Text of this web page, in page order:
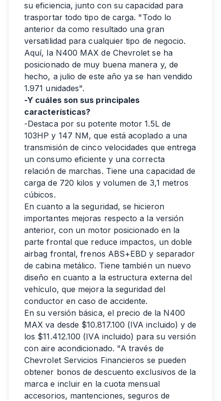
su eficiencia, junto con su capacidad para
trasportar todo tipo de carga. "Todo lo
anterior da como resultado una gran
versatilidad para cualquier tipo de negocio.
Aquí, la N400 MAX de Chevrolet se ha
posicionado de muy buena manera y, de
hecho, a julio de este año ya se han vendido
1.971 unidades".
-Y cuáles son sus principales
características?
-Destaca por su potente motor 1.5L de
103HP y 147 NM, que está acoplado a una
transmisión de cinco velocidades que entrega
un consumo eficiente y una correcta
relación de marchas. Tiene una capacidad de
carga de 720 kilos y volumen de 3,1 metros
cúbicos.
En cuanto a la seguridad, se hicieron
importantes mejoras respecto a la versión
anterior, con un motor posicionado en la
parte frontal que reduce impactos, un doble
airbag frontal, frenos ABS+EBD y separador
de cabina metálico. Tiene también un nuevo
diseño en cuanto a la estructura externa del
vehículo, que mejora la seguridad del
conductor en caso de accidente.
En su versión básica, el precio de la N400
MAX va desde $10.817.100 (IVA incluido) y de
los $11.412.100 (IVA incluido) para su versión
con aire acondicionado. "A través de
Chevrolet Servicios Financieros se pueden
obtener bonos de descuento exclusivos de la
marca e incluir en la cuota mensual
accesorios, mantenciones, seguros de